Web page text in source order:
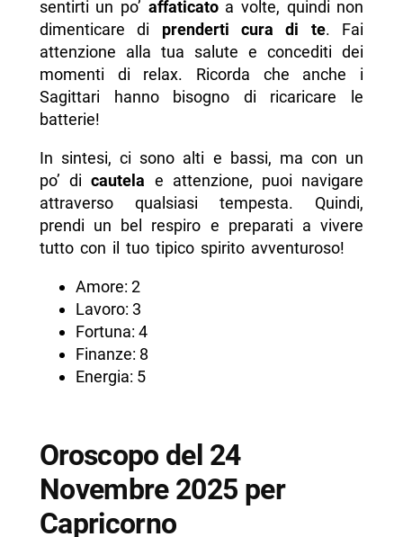
sentirti un po’ affaticatoa volte, quindi non
dimenticare di prenderti cura di te. Fai
attenzione alla tua salute e concediti dei
momenti di relax. Ricorda che anche i
Sagittari hanno bisogno di ricaricare le
batterie!
In sintesi, ci sono alti e bassi, ma con un
po’ dicautela e attenzione, puoi navigare
attraverso qualsiasi tempesta. Quindi,
prendi un bel respiro e preparati a vivere
tutto con il tuo tipico spirito avventuroso!
Amore: 2
Lavoro: 3
Fortuna: 4
Finanze: 8
Energia: 5
Oroscopo del 24
Novembre 2025 per
Capricorno